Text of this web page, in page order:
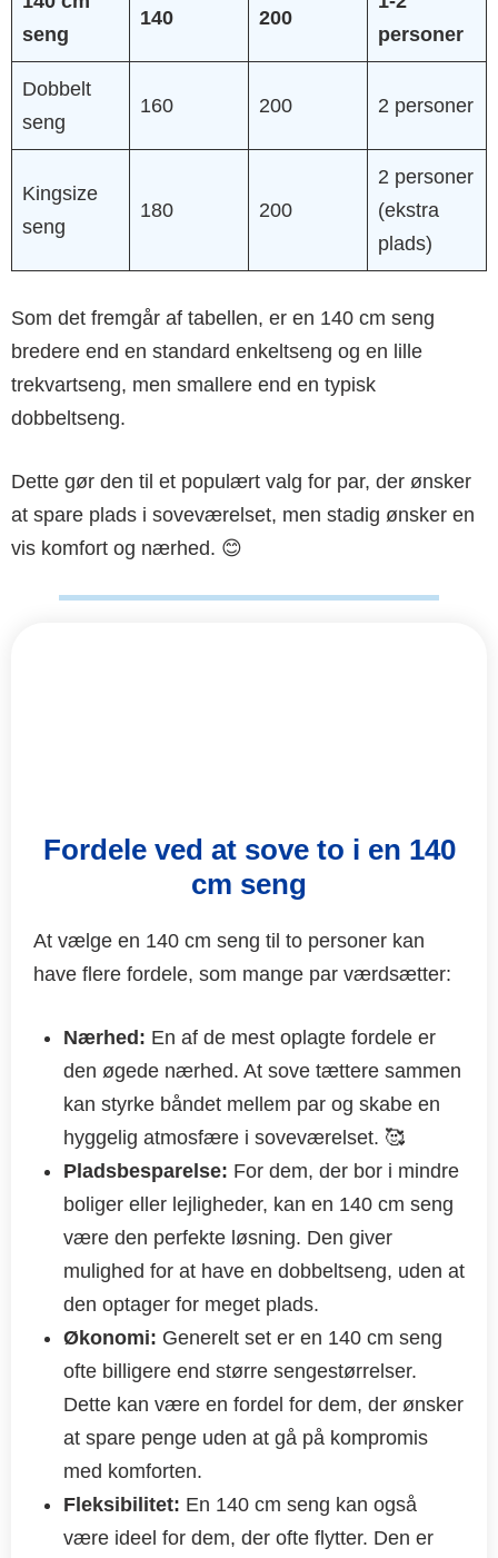
seng
140 200
personer
Dobbelt
seng
160 200 2 personer
Kingsize
seng
180 200
2 personer
(ekstra
plads)
Som det fremgår af tabellen, er en 140 cm seng
bredere end en standard enkeltseng og en lille
trekvartseng, men smallere end en typisk
dobbeltseng.
Dette gør den til et populært valg for par, der ønsker
at spare plads i soveværelset, men stadig ønsker en
vis komfort og nærhed. 😊
Fordele ved at sove to i en 140
cm seng
At vælge en 140 cm seng til to personer kan
have flere fordele, som mange par værdsætter:
Nærhed: En af de mest oplagte fordele er
den øgede nærhed. At sove tættere sammen
kan styrke båndet mellem par og skabe en
hyggelig atmosfære i soveværelset. 🥰
Pladsbesparelse: For dem, der bor i mindre
boliger eller lejligheder, kan en 140 cm seng
være den perfekte løsning. Den giver
mulighed for at have en dobbeltseng, uden at
den optager for meget plads.
Økonomi: Generelt set er en 140 cm seng
ofte billigere end større sengestørrelser.
Dette kan være en fordel for dem, der ønsker
at spare penge uden at gå på kompromis
med komforten.
Fleksibilitet: En 140 cm seng kan også
være ideel for dem, der ofte flytter. Den er